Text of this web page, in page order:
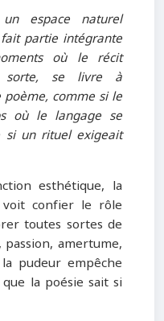
espace naturel
partie intégrante
où le récit
sorte, se livre à
comme si le
où le langage se
si un rituel exigeait
esthétique, la
confier le rôle
toutes sortes de
amertume,
pudeur empêche
la poésie sait si